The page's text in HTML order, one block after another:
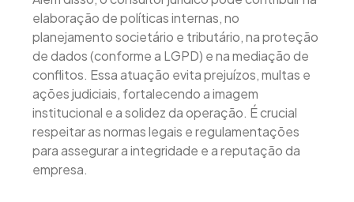
elaboração de políticas internas, no
planejamento societário e tributário, na proteção
de dados (conforme a LGPD) e na mediação de
conflitos. Essa atuação evita prejuízos, multas e
ações judiciais, fortalecendo a imagem
institucional e a solidez da operação. É crucial
respeitar as normas legais e regulamentações
para assegurar a integridade e a reputação da
empresa.